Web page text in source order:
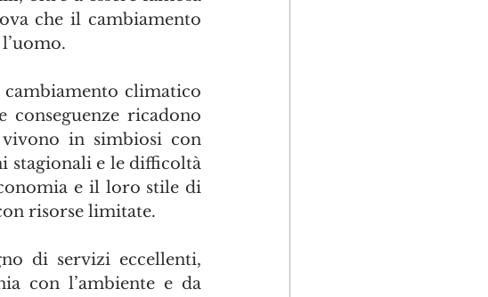
che il cambiamento
climatico
ricadono
in simbiosi con
stagionali e le difficoltà
e il loro stile di
risorse limitate.
di servizi eccellenti,
con l’ambiente e da